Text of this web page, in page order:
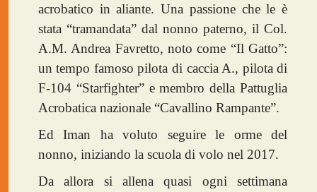
acrobatico in aliante. Una passione che le è
stata “tramandata” dal nonno paterno, il Col.
A.M. Andrea Favretto, noto come “Il Gatto”:
un tempo famoso pilota di caccia A., pilota di
F-104 “Starfighter” e membro della Pattuglia
Acrobatica nazionale “Cavallino Rampante”.
Ed Iman ha voluto seguire le orme del
nonno, iniziando la scuola di volo nel 2017.
Da allora si allena quasi ogni settimana